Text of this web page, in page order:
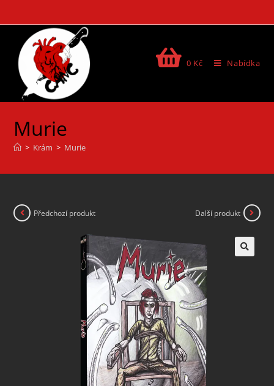
0 Kč Nabídka
Murie
> Krám > Murie
Předchozí produkt Další produkt